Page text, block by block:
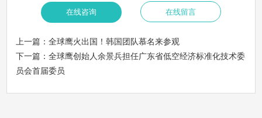
上一篇：全球鹰火出国！韩国团队慕名来参观
下一篇：全球鹰创始人余景兵担任广东省低空经济标准化技术委
员会首届委员